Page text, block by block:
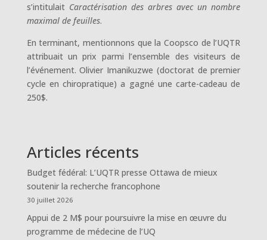
s’intitulait Caractérisation des arbres avec un nombre
maximal de feuilles.
En terminant, mentionnons que la Coopsco de l’UQTR
attribuait un prix parmi l’ensemble des visiteurs de
l’événement. Olivier Imanikuzwe (doctorat de premier
cycle en chiropratique) a gagné une carte-cadeau de
250$.
Articles récents
Budget fédéral: L’UQTR presse Ottawa de mieux
soutenir la recherche francophone
30 juillet 2026
Appui de 2 M$ pour poursuivre la mise en œuvre du
programme de médecine de l’UQ